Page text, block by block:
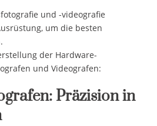
und -videografie
um die besten
der Hardware-
und Videografen:
Präzision in